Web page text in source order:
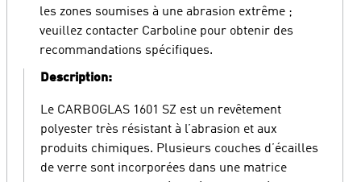
les zones soumises à une abrasion extrême ;
veuillez contacter Carboline pour obtenir des
recommandations spécifiques.
Description:
Le CARBOGLAS 1601 SZ est un revêtement
polyester très résistant à l’abrasion et aux
produits chimiques. Plusieurs couches d’écailles
de verre sont incorporées dans une matrice